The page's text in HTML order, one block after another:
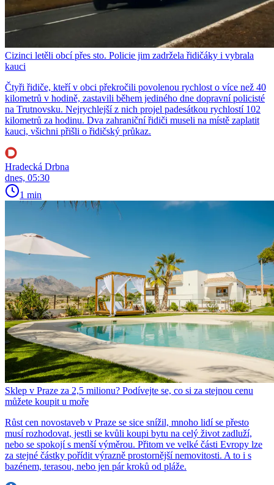
Cizinci letěli obcí přes sto. Policie jim zadržela řidičáky i vybrala
kauci
Čtyři řidiče, kteří v obci překročili povolenou rychlost o více než 40
kilometrů v hodině, zastavili během jediného dne dopravní policisté
na Trutnovsku. Nejrychlejší z nich projel padesátkou rychlostí 102
kilometrů za hodinu. Dva zahraniční řidiči museli na místě zaplatit
kauci, všichni přišli o řidičský průkaz.
Hradecká Drbna
dnes, 05:30
1 min
Sklep v Praze za 2,5 milionu? Podívejte se, co si za stejnou cenu
můžete koupit u moře
Růst cen novostaveb v Praze se sice snížil, mnoho lidí se přesto
musí rozhodovat, jestli se kvůli koupi bytu na celý život zadluží,
nebo se spokojí s menší výměrou. Přitom ve velké části Evropy lze
za stejné částky pořídit výrazně prostornější nemovitosti. A to i s
bazénem, terasou, nebo jen pár kroků od pláže.